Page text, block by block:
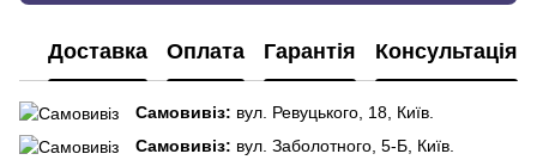
Доставка Оплата Гарантія Консультація
Самовивіз: вул. Ревуцького, 18, Київ.
Самовивіз: вул. Заболотного, 5-Б, Київ.